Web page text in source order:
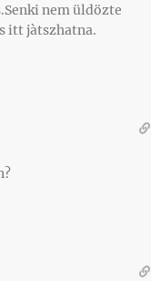
nem üldözte
itt jàtszhatna.